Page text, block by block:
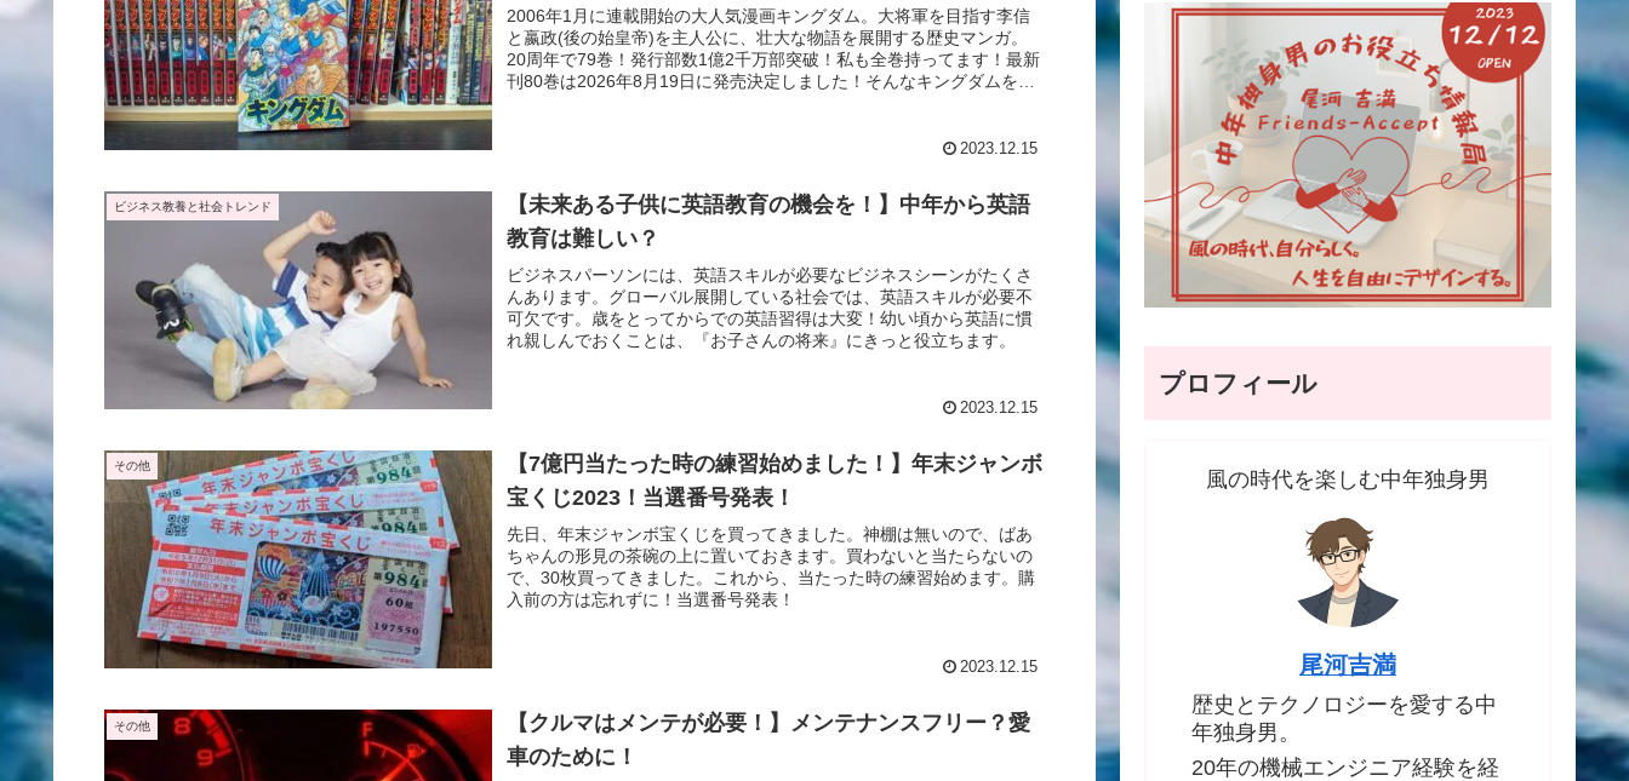
2006年1月に連載開始の大人気漫画キングダム。大将軍を目指す李信
と嬴政(後の始皇帝)を主人公に、壮大な物語を展開する歴史マンガ。
20周年で79巻！発行部数1億2千万部突破！私も全巻持ってます！最新
刊80巻は2026年8月19日に発売決定しました！そんなキングダムを一
2023.12.15
ビジネス教養と社会トレンド
【未来ある子供に英語教育の機会を！】中年から英語
教育は難しい？
ビジネスパーソンには、英語スキルが必要なビジネスシーンがたくさ
んあります。グローバル展開している社会では、英語スキルが必要不
可欠です。歳をとってからでの英語習得は大変！幼い頃から英語に慣
れ親しんでおくことは、『お子さんの将来』にきっと役立ちます。
2023.12.15
その他
【7億円当たった時の練習始めました！】年末ジャンボ
宝くじ2023！当選番号発表！
先日、年末ジャンボ宝くじを買ってきました。神棚は無いので、ばあ
ちゃんの形見の茶碗の上に置いておきます。買わないと当たらないの
で、30枚買ってきました。これから、当たった時の練習始めます。購
入前の方は忘れずに！当選番号発表！
2023.12.15
その他
【クルマはメンテが必要！】メンテナンスフリー？愛
車のために！
プロフィール
風の時代を楽しむ中年独身男
尾河吉満
歴史とテクノロジーを愛する中
年独身男。
20年の機械エンジニア経験を経